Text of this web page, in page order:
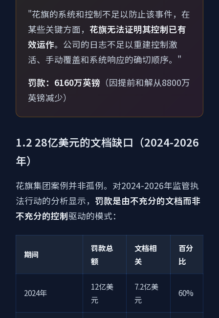
"花旗的系统和控制不足以防止该事件，在
某些关键方面， 花旗无法证明其控制已有
效运作。公司的日志不足以重建控制激
活、手动覆盖和系统响应的确切顺序。"
罚款：6160万英镑 （因提前和解从8800万
英镑减少）
1.2 28亿美元的文档缺口（2024-2026
年）
花旗集团案例并非孤例。对2024-2026年监管执
法行动的分析显示， 罚款是由不充分的文档而非
不充分的控制驱动的模式：
期间
罚款总
额
文档相
关
百分
比
2024年
12亿美
元
7.2亿美
元
60%